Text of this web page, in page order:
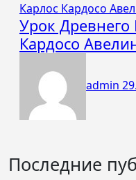
Карлос Кардосо
Урок Древнего
Кардосо
admin
Последние